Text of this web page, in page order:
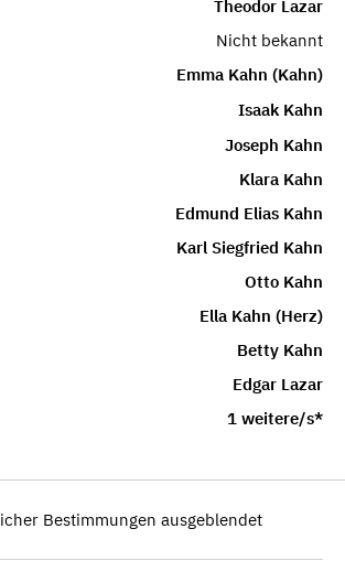
Theodor Lazar
Nicht bekannt
Emma Kahn (Kahn)
Isaak Kahn
Joseph Kahn
Klara Kahn
Edmund Elias Kahn
Karl Siegfried Kahn
Otto Kahn
Ella Kahn (Herz)
Betty Kahn
Edgar Lazar
1 weitere/s*
Bestimmungen ausgeblendet